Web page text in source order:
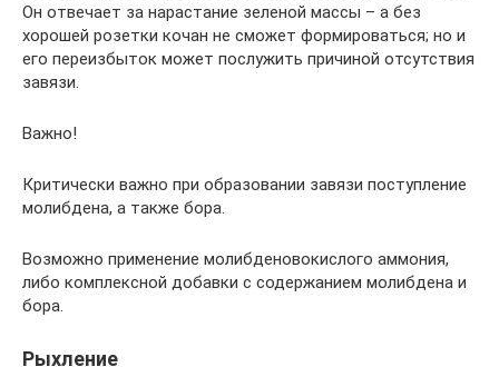
Он отвечает за нарастание зеленой массы – а без
хорошей розетки кочан не сможет формироваться; но и
его переизбыток может послужить причиной отсутствия
завязи.
Важно!
Критически важно при образовании завязи поступление
молибдена, а также бора.
Возможно применение молибденовокислого аммония,
либо комплексной добавки с содержанием молибдена и
бора.
Рыхление